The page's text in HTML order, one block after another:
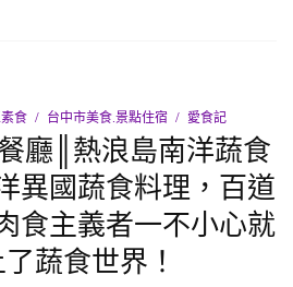
食 台中市美食.景點住宿 愛食記
廳║熱浪島南洋蔬食
異國蔬食料理，百道
食主義者一不小心就
蔬食世界！